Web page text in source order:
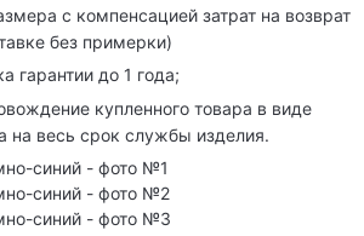
с компенсацией затрат на возврат
без примерки)
гарантии до 1 года;
купленного товара в виде
на весь срок службы изделия.